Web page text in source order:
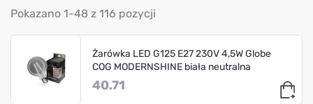
Pokazano 1-48 z 116 pozycji
Żarówka LED G125 E27 230V 4,5W Globe
COG MODERNSHINE biała neutralna
40.71